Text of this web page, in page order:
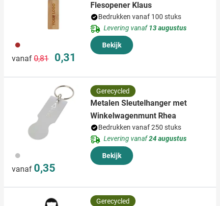
011
vanaf Normale prijs
0,81 Speciale prijs
0,31
Flesopener Klaus
Bedrukken vanaf 100 stuks
Levering vanaf13 augustus
Bekijk
032
vanaf 0,35
Gerecycled
Metalen Sleutelhanger met
Winkelwagenmunt Rhea
Bedrukken vanaf 250 stuks
Levering vanaf24 augustus
Bekijk
Gerecycled